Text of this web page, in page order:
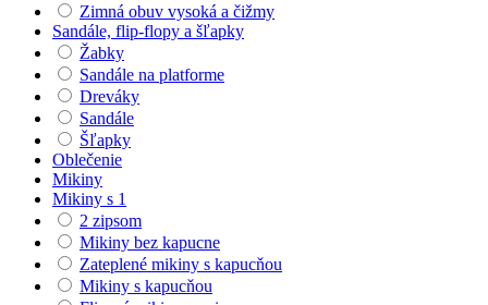
Zimná obuv vysoká a čižmy
Sandále, flip-flopy a šľapky
Žabky
Sandále na platforme
Dreváky
Sandále
Šľapky
Oblečenie
Mikiny
Mikiny s 1
2 zipsom
Mikiny bez kapucne
Zateplené mikiny s kapucňou
Mikiny s kapucňou